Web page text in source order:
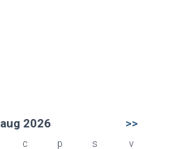
aug 2026 >>
c p s
v